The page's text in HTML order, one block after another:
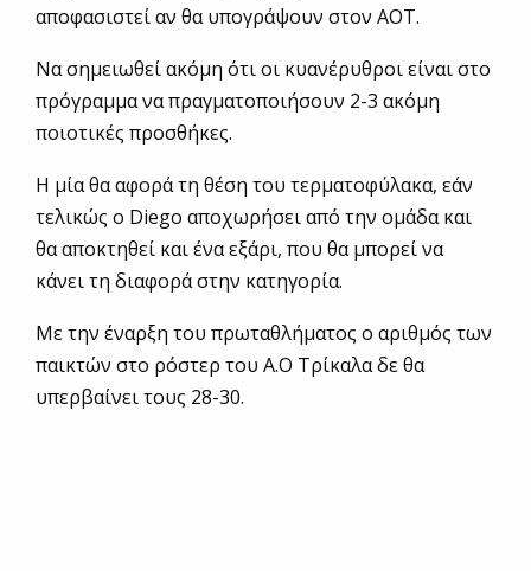
αποφασιστεί αν θα υπογράψουν στον ΑΟΤ.
Να σημειωθεί ακόμη ότι οι κυανέρυθροι είναι στο
πρόγραμμα να πραγματοποιήσουν 2-3 ακόμη
ποιοτικές προσθήκες.
Η μία θα αφορά τη θέση του τερματοφύλακα, εάν
τελικώς ο Diego αποχωρήσει από την ομάδα και
θα αποκτηθεί και ένα εξάρι, που θα μπορεί να
κάνει τη διαφορά στην κατηγορία.
Με την έναρξη του πρωταθλήματος ο αριθμός των
παικτών στο ρόστερ του Α.Ο Τρίκαλα δε θα
υπερβαίνει τους 28-30.